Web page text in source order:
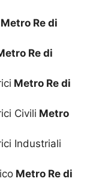
Metro Re di
Re di
Metro Re di
Civili Metro
Industriali
Metro Re di